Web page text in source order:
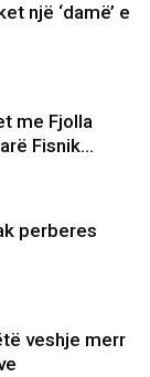
një ‘damë’ e
me Fjolla
Fisnik...
perberes
veshje merr